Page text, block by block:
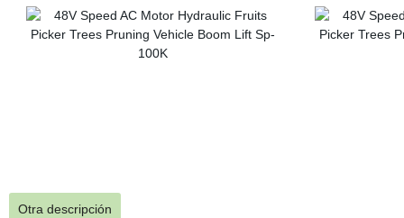
Otra descripción